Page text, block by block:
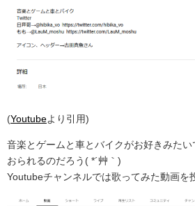
(Youtubeより引用)
音楽とゲームと車とバイクがお好きみた
おられるのだろう( *´艸｀)
Youtubeチャンネルでは歌ってみた動画を